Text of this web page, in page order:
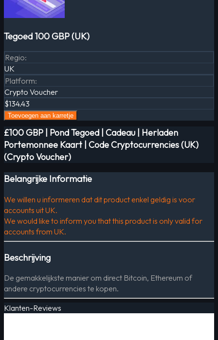
Tegoed 100 GBP (UK)
Regio:
UK
Platform:
Crypto Voucher
$134.43
Toevoegen aan karretje
£100 GBP | Pond Tegoed | Cadeau | Herladen
Portemonnee Kaart | Code Cryptocurrencies (UK)
(Crypto Voucher)
Belangrijke Informatie
We willen u informeren dat dit product enkel geldig is voor
accounts uit UK.
We would like to inform you that this product is only valid for
accounts from UK.
Beschrijving
De gemakkelijkste manier om direct Bitcoin, Ethereum of
andere cryptocurrencies te kopen.
Klanten-Reviews